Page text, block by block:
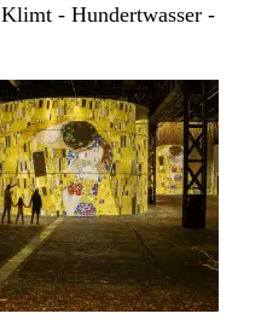
- Hundertwasser -